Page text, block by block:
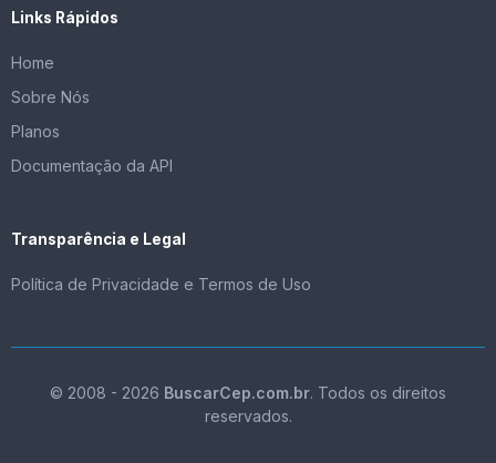
Links Rápidos
Home
Sobre Nós
Planos
Documentação da API
Transparência e Legal
Política de Privacidade e Termos de Uso
© 2008 - 2026 BuscarCep.com.br. Todos os direitos
reservados.